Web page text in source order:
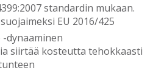
standardin mukaan.
EU 2016/425
-dynaaminen
siirtää kosteutta tehokkaasti